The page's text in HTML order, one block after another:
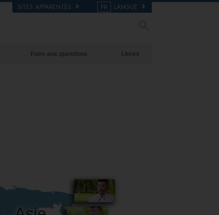
SITES APPARENTÉS FR LANGUE
Foire aux questions Livres